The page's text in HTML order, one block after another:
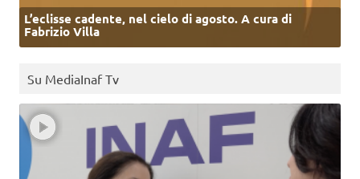
L’eclisse cadente, nel cielo di agosto. A cura di
Fabrizio Villa
Su MediaInaf Tv